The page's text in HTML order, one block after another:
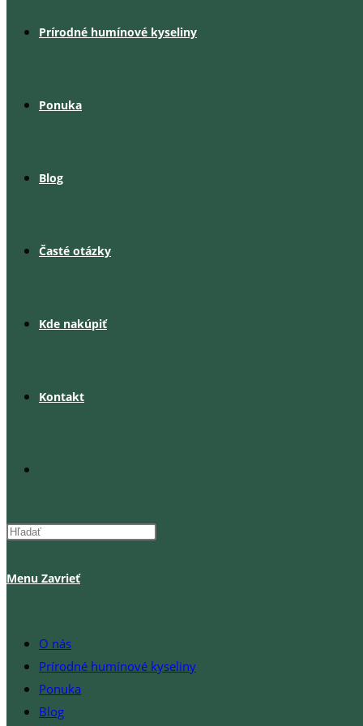
Prírodné humínové kyseliny
Ponuka
Blog
Časté otázky
Kde nakúpiť
Kontakt
website
Menu Zavrieť
O nás
Prírodné humínové kyseliny
Ponuka
Blog